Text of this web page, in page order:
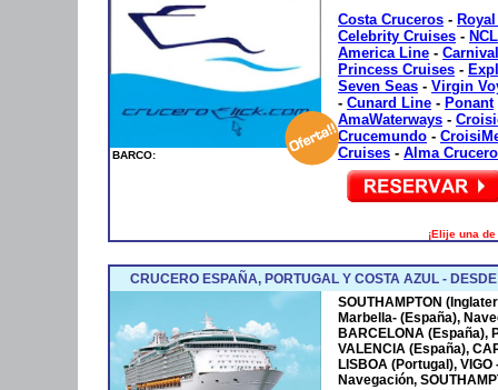
BARCO:
Costa Cruceros -
Celebrity Cruises - NCL
America Line -
Princess Cruises -
Seven Seas - Virgin
- Cunard Line - Ponant
AmaWaterways -
Crucemundo -
Cruises - Alma
¡Elije una
CRUCERO ESPAÑA, PORTUGAL Y COSTA AZUL -
SOUTHAMPTON
Marbella- (España),
BARCELONA (España),
VALENCIA (España),
LISBOA (Portugal),
Navegación,